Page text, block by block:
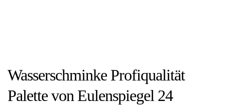
Wasserschminke Profiqualität
Palette von Eulenspiegel 24